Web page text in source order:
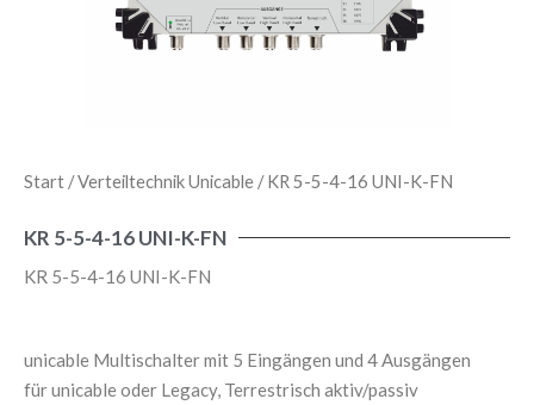
Start /Verteiltechnik Unicable / KR 5-5-4-16 UNI-K-FN
KR 5-5-4-16 UNI-K-FN
KR 5-5-4-16 UNI-K-FN
unicable Multischalter mit 5 Eingängen und 4 Ausgängen
für unicable oder Legacy, Terrestrisch aktiv/passiv